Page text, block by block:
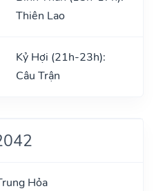
Thiên Lao
Kỷ Hợi (21h-23h):
Câu Trận
Hỏa